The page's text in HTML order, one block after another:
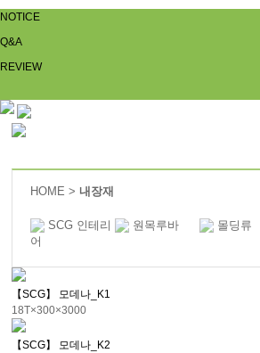
NOTICE
Q&A
REVIEW
HOME > 내장재
SCG 인테리
어
원목루바 몰딩류
【SCG】 모데나_K1
18T×300×3000
【SCG】 모데나_K2